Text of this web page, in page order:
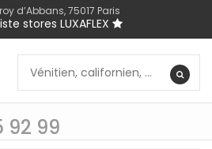
d’Abbans, 75017 Paris
stores LUXAFLEX
92 99